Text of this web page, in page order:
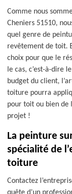
Comme nous
Cheniers 51510,
quel genre de
revêtement de toit.
choix pour que le
le cas, c’est-à-dire
budget du client,
toiture pourra
pour toit ou bien de
projet !
La peinture
spécialité de
toiture
Contactez